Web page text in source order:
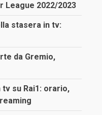
League 2022/2023
stasera in tv:
da Gremio,
tv su Rai1: orario,